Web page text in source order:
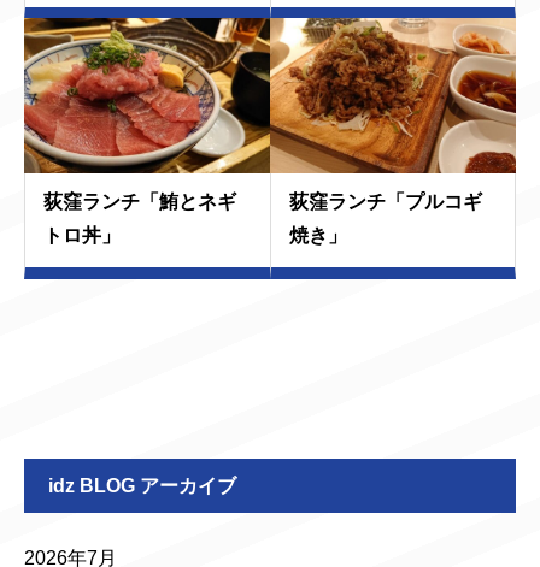
荻窪ランチ「鮪とネギ
トロ丼」
荻窪ランチ「プルコギ
焼き」
idz BLOG アーカイブ
2026年7月